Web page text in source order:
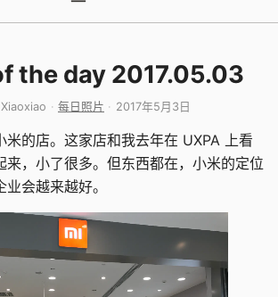
the day 2017.05.03
Xiaoxiao 每日照片 2017年5月3日
米的店。这家店和我去年在 UXPA 上看
来，小了很多。但东西都在，小米的定位
会越来越好。